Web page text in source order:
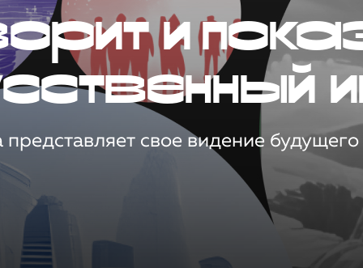
и
представляет свое видение